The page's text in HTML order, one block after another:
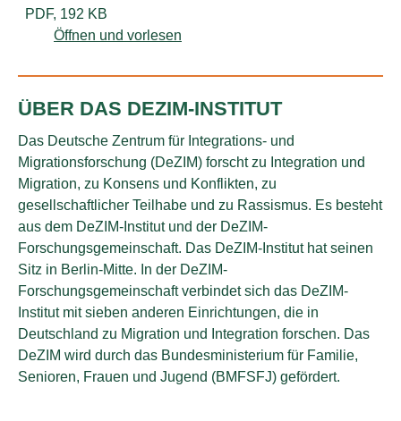
PDF, 192 KB
Öffnen und vorlesen
ÜBER DAS DEZIM-INSTITUT
Das Deutsche Zentrum für Integrations- und
Migrationsforschung (DeZIM) forscht zu Integration und
Migration, zu Konsens und Konflikten, zu
gesellschaftlicher Teilhabe und zu Rassismus. Es besteht
aus dem DeZIM-Institut und der DeZIM-
Forschungsgemeinschaft. Das DeZIM-Institut hat seinen
Sitz in Berlin-Mitte. In der DeZIM-
Forschungsgemeinschaft verbindet sich das DeZIM-
Institut mit sieben anderen Einrichtungen, die in
Deutschland zu Migration und Integration forschen. Das
DeZIM wird durch das Bundesministerium für Familie,
Senioren, Frauen und Jugend (BMFSFJ) gefördert.